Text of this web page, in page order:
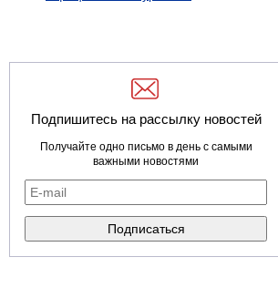
Подпишитесь на рассылку новостей
Получайте одно письмо в день с самыми
важными новостями